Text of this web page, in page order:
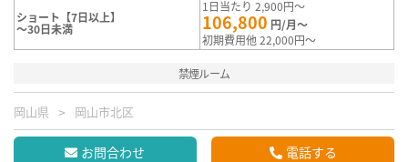
ショート【7日以上】
～30日未満
1日当たり 2,900円～
106,800 円/月～
初期費用他 22,000円～
禁煙ルーム
岡山県 岡山市北区
お問合わせ 電話する